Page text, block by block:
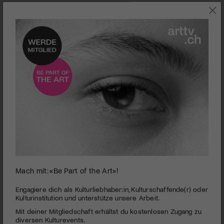
KUNST
seconds
minutes,
20
Bisso Yann Stéphane schafft Projektionsflächen für
Möglichkeiten
PUBLIZIERT AM 31. MAI 2024
Mach mit: «Be Part of the Art»!
Engagiere dich als Kulturliebhaber:in, Kulturschaffende(r) oder
Kulturinstitution und unterstütze unsere Arbeit.
Mit deiner Mitgliedschaft erhältst du kostenlosen Zugang zu
diversen Kulturevents.